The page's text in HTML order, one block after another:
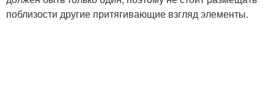
поблизости другие притягивающие взгляд элементы.